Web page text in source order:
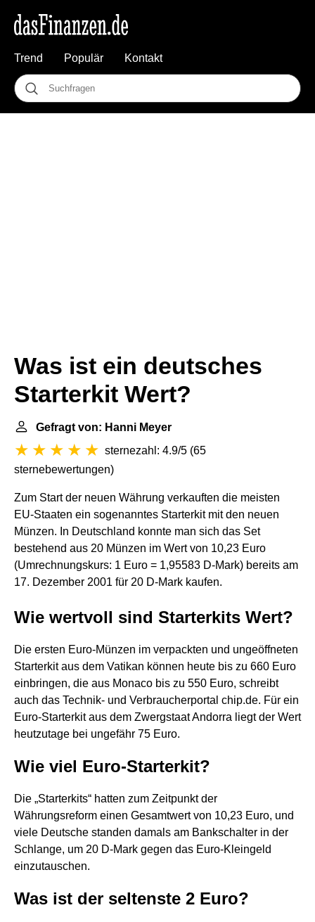
Trend Populär Kontakt
Was ist ein deutsches
Starterkit Wert?
Gefragt von: Hanni Meyer
sternezahl: 4.9/5 (65
sternebewertungen)
Zum Start der neuen Währung verkauften die meisten
EU-Staaten ein sogenanntes Starterkit mit den neuen
Münzen. In Deutschland konnte man sich das Set
bestehend aus 20 Münzen im Wert von 10,23 Euro
(Umrechnungskurs: 1 Euro = 1,95583 D-Mark) bereits am
17. Dezember 2001 für 20 D-Mark kaufen.
Wie wertvoll sind Starterkits Wert?
Die ersten Euro-Münzen im verpackten und ungeöffneten
Starterkit aus dem Vatikan können heute bis zu 660 Euro
einbringen, die aus Monaco bis zu 550 Euro, schreibt
auch das Technik- und Verbraucherportal chip.de. Für ein
Euro-Starterkit aus dem Zwergstaat Andorra liegt der Wert
heutzutage bei ungefähr 75 Euro.
Wie viel Euro-Starterkit?
Die „Starterkits“ hatten zum Zeitpunkt der
Währungsreform einen Gesamtwert von 10,23 Euro, und
viele Deutsche standen damals am Bankschalter in der
Schlange, um 20 D-Mark gegen das Euro-Kleingeld
einzutauschen.
Was ist der seltenste 2 Euro?